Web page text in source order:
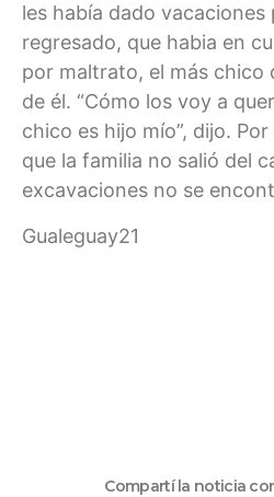
les había dado vacaciones
regresado, que habia en
por maltrato, el más chico
de él. “Cómo los voy a
chico es hijo mío”, dijo.
que la familia no salió del
excavaciones no se
Gualeguay21
Compartí la noticia